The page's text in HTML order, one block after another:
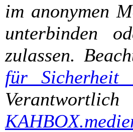
im anonymen
unterbinden
zulassen.
für Sicherheit